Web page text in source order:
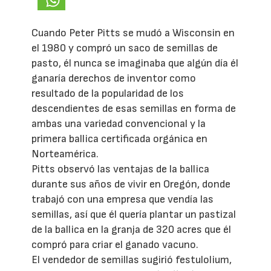
Cuando Peter Pitts se mudó a Wisconsin en
el 1980 y compró un saco de semillas de
pasto, él nunca se imaginaba que algún día él
ganaría derechos de inventor como
resultado de la popularidad de los
descendientes de esas semillas en forma de
ambas una variedad convencional y la
primera ballica certificada orgánica en
Norteamérica.
Pitts observó las ventajas de la ballica
durante sus años de vivir en Oregón, donde
trabajó con una empresa que vendía las
semillas, así que él quería plantar un pastizal
de la ballica en la granja de 320 acres que él
compró para criar el ganado vacuno.
El vendedor de semillas sugirió festulolium,